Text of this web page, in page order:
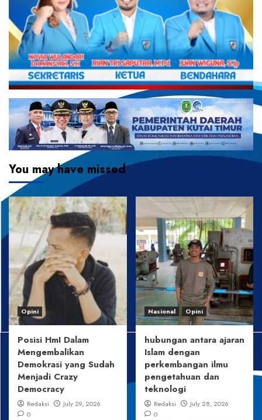
You may have missed
Opini
Posisi HmI Dalam
Mengembalikan
Demokrasi yang Sudah
Menjadi Crazy
Democracy
Redaksi
July 29, 2026
0
Nasional Opini
hubungan antara ajaran
Islam dengan
perkembangan ilmu
pengetahuan dan
teknologi
Redaksi
July 28, 2026
0